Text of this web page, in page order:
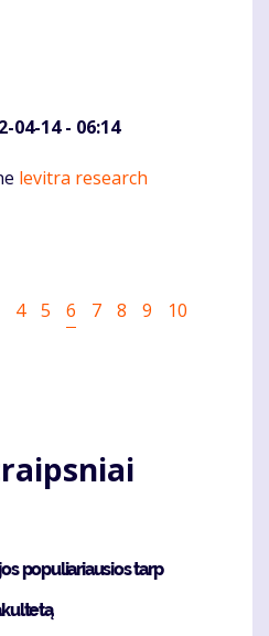
04-14 - 06:14
levitra research
Puslapis
4 Puslapis
5
Current
6 Puslapis
7 Puslapis
8 Puslapis
9 Puslapis
10
populiariausios tarp